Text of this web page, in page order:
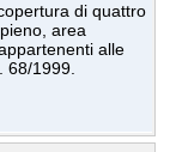
di quattro
area
alle
68/1999.